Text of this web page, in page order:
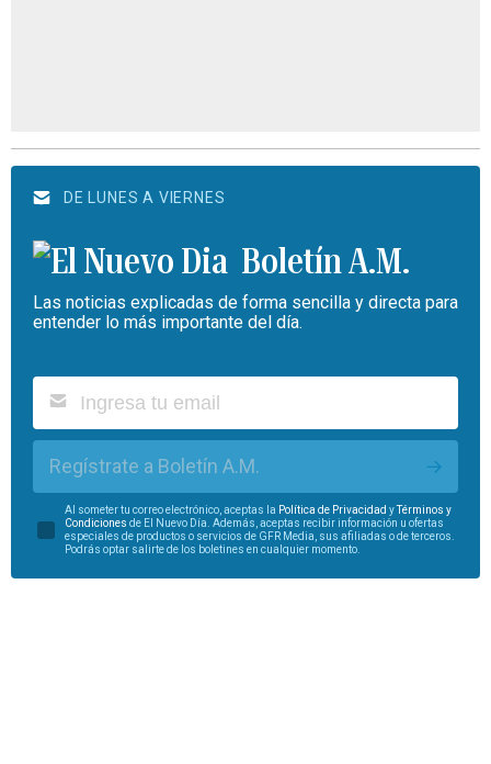
DE LUNES A VIERNES
Boletín A.M.
Las noticias explicadas de forma sencilla y directa para
entender lo más importante del día.
Regístrate a Boletín A.M.
Al someter tu correo electrónico, aceptas la Política de Privacidad y
Términos y
Condiciones de El Nuevo Día. Además, aceptas recibir información u ofertas
especiales de productos o servicios de GFR Media, sus afiliadas o de terceros.
Podrás optar salirte de los boletines en cualquier momento.